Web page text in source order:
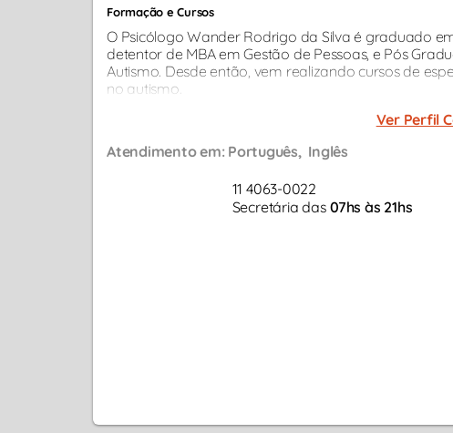
Formação e Cursos
O Psicólogo Wander Rodrigo da Silva é graduado
detentor de MBA em Gestão de Pessoas, e Pós
Autismo. Desde então, vem realizando cursos de
no autismo.
Ver Perfil
Atendimento em: Português Inglês
11 4063-0022
Secretária das07hs às 21hs